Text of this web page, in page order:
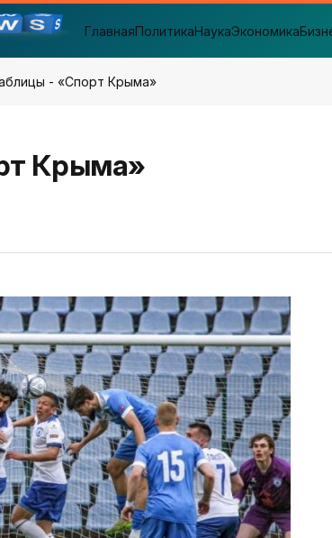
ГлавнаяПолитикаНаукаЭкономика
- «Спорт Крыма»
Крыма»